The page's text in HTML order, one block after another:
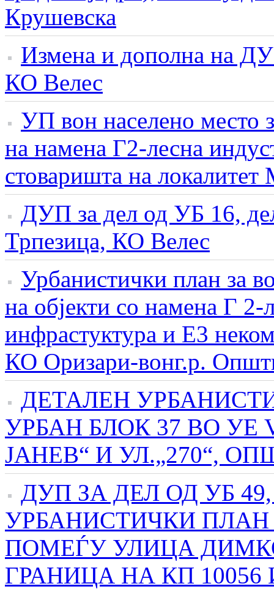
Крушевска
Измена и дополна на
КО Велес
УП вон населено место
на намена Г2-лесна
стоваришта на
ДУП за дел од УБ 16,
Трпезица, КО Велес
Урбанистички план за
на објекти со намена Г
инфрастуктура и Е3
КО Оризари-вонг.р.
ДЕТАЛЕН
УРБАН БЛОК 37 ВО УЕ
ЈАНЕВ“ И УЛ.„270“,
ДУП ЗА ДЕЛ ОД УБ
УРБАНИСТИЧКИ ПЛАН
ПОМЕЃУ УЛИЦА
ГРАНИЦА НА КП